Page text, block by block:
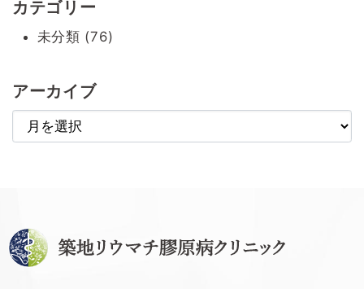
カテゴリー
未分類 (76)
アーカイブ
ー